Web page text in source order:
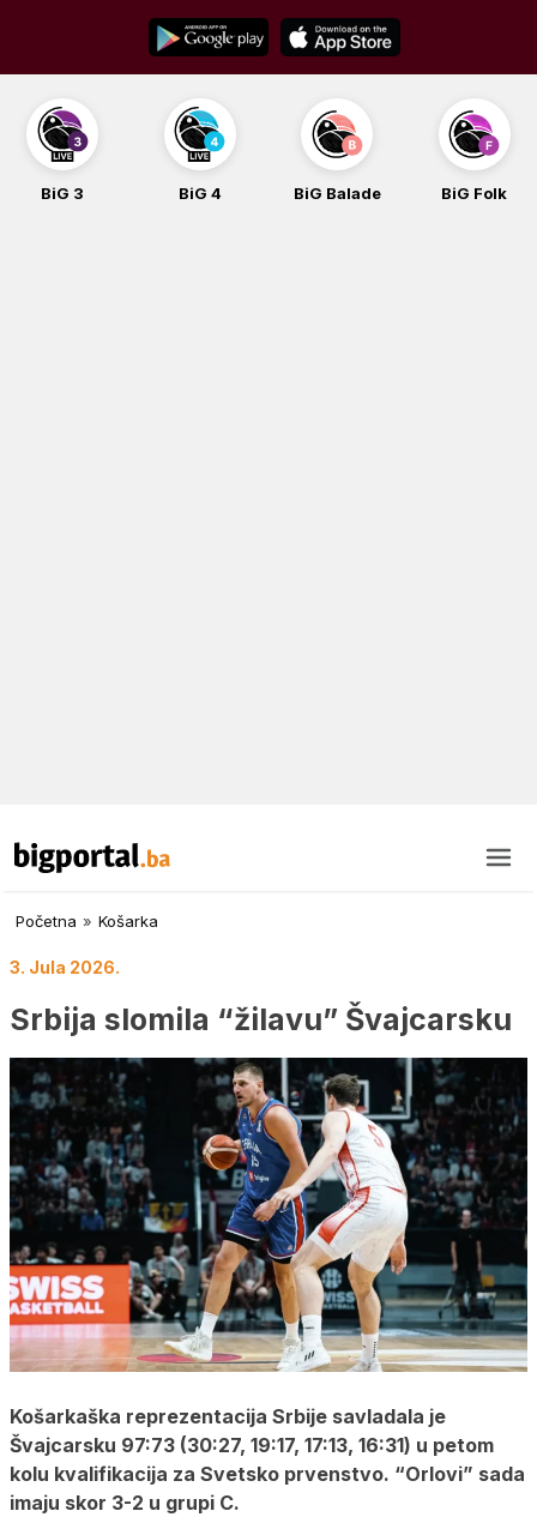
content
BiG 4 BiG Balade BiG Folk BiG iG
Početna » Košarka
3. Jula 2026.
Srbija slomila “žilavu” Švajcarsku
Košarkaška reprezentacija Srbije savladala je
Švajcarsku 97:73 (30:27, 19:17, 17:13, 16:31) u petom
kolu kvalifikacija za Svetsko prvenstvo. “Orlovi” sada
imaju skor 3-2 u grupi C.